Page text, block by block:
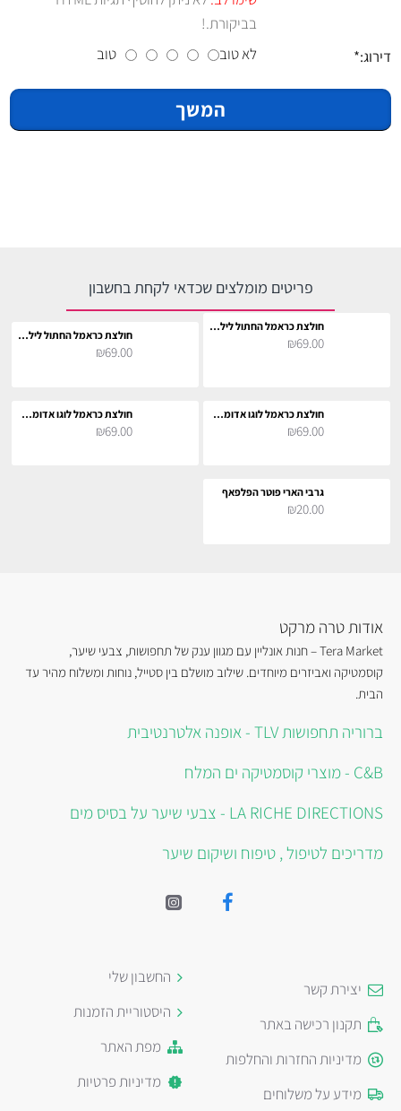
בביקורת.!
דירוג:
לא טוב טוב
המשך
פריטים מומלצים שכדאי לקחת בחשבון
חולצת כראמל החתול לילדים
₪69.00 חולצת כראמל החתול לילדים
₪69.00
חולצת כראמל לוגו אדומה לילדים
₪69.00
חולצת כראמל לוגו אדומה לילדים
₪69.00
גרבי הארי פוטר הפלפאף
₪20.00
אודות טרה מרקט
Tera Market – חנות אונליין עם מגוון ענק של תחפושות, צבעי שיער,
קוסמטיקה ואביזרים מיוחדים. שילוב מושלם בין סטייל, נוחות ומשלוח מהיר עד
הבית.
ברוריה תחפושות TLV - אופנה אלטרנטיבית
C&B - מוצרי קוסמטיקה ים המלח
LA RICHE DIRECTIONS - צבעי שיער על בסיס מים
מדריכים לטיפול , טיפוח ושיקום שיער
יצירת קשר
תקנון רכישה באתר
מדיניות החזרות והחלפות
מידע על משלוחים
החשבון שלי
היסטוריית הזמנות
מפת האתר
מדיניות פרטיות